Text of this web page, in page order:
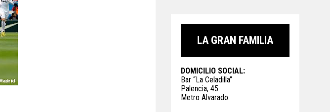
LA GRAN FAMILIA
DOMICILIO SOCIAL:
Bar “La Celadilla”
Palencia, 45
Metro Alvarado.